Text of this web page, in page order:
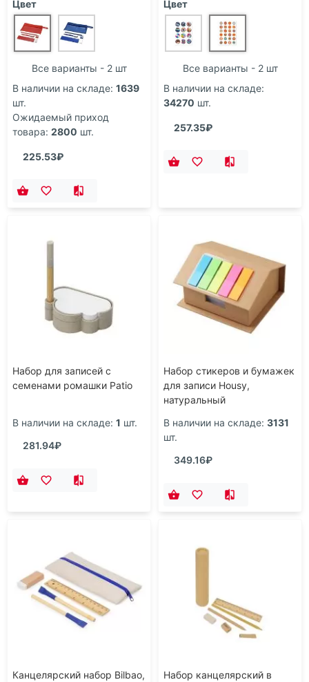
Цвет
Все варианты - 2 шт
В наличии на складе: 1639
шт.
Ожидаемый приход
товара: 2800 шт.
225.53₽
Цвет
Все варианты - 2 шт
В наличии на складе:
34270 шт.
257.35₽
Набор для записей с
семенами ромашки Patio
В наличии на складе: 1 шт.
281.94₽
Набор стикеров и бумажек
для записи Housy,
натуральный
В наличии на складе: 3131
шт.
349.16₽
Канцелярский набор Bilbao,
Набор канцелярский в